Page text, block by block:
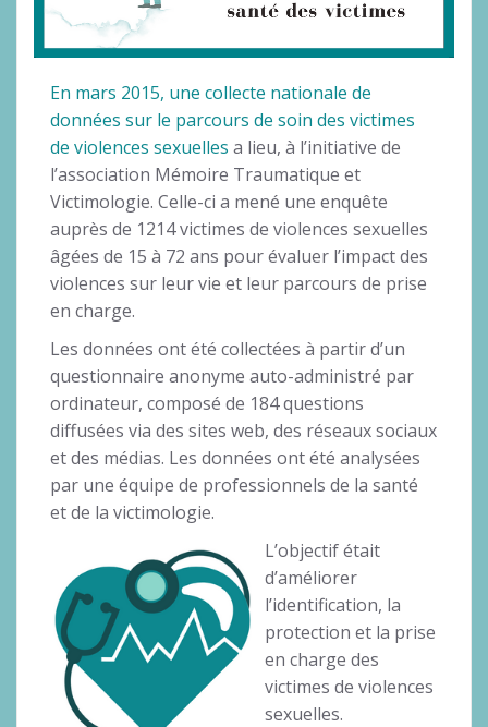
En mars 2015, une collecte nationale de
données sur le parcours de soin des victimes
de violences sexuelles a lieu, à l’initiative de
l’association Mémoire Traumatique et
Victimologie. Celle-ci a mené une enquête
auprès de 1214 victimes de violences sexuelles
âgées de 15 à 72 ans pour évaluer l’impact des
violences sur leur vie et leur parcours de prise
en charge.
Les données ont été collectées à partir d’un
questionnaire anonyme auto-administré par
ordinateur, composé de 184 questions
diffusées via des sites web, des réseaux sociaux
et des médias. Les données ont été analysées
par une équipe de professionnels de la santé
et de la victimologie.
L’objectif était
d’améliorer
l’identification, la
protection et la prise
en charge des
victimes de violences
sexuelles.